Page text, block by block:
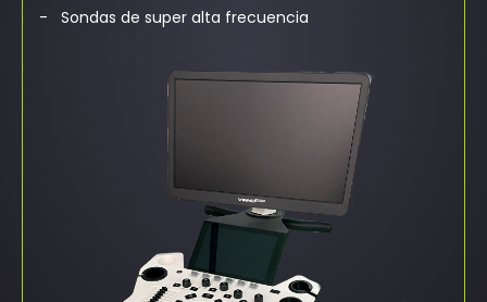
Sondas de super alta frecuencia